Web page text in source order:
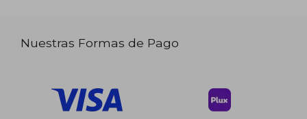
Nuestras Formas de Pago